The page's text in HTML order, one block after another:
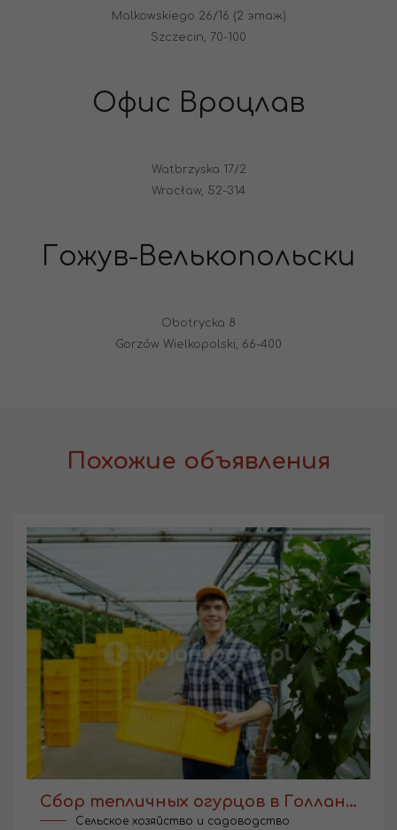
Malkowskiego 26/16 (2 этаж)
Szczecin, 70-100
Офис Вроцлав
Watbrzyska 17/2
Wrocław, 52-314
Гожув-Велькопольски
Obotrycka 8
Gorzów Wielkopolski, 66-400
Похожие объявления
Сбор тепличных огурцов в Голландии
Сельское хозяйство и садоводство